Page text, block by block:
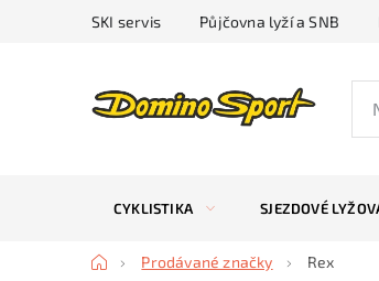
SKI servis Půjčovna lyží a SNB
CYKLISTIKA SJEZDOVÉ
DomůProdávané značky Rex